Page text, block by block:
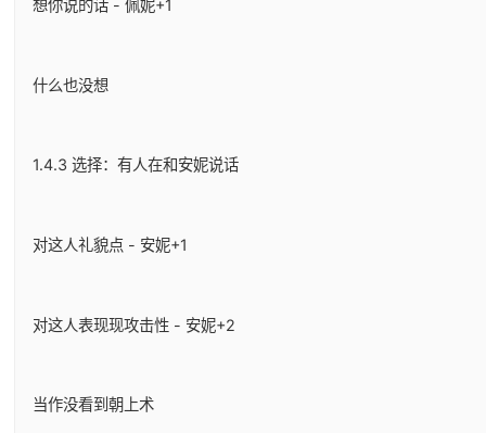
想你说的话 - 佩妮+1
什么也没想
1.4.3 选择：有人在和安妮说话
对这人礼貌点 - 安妮+1
对这人表现现攻击性 - 安妮+2
当作没看到朝上术